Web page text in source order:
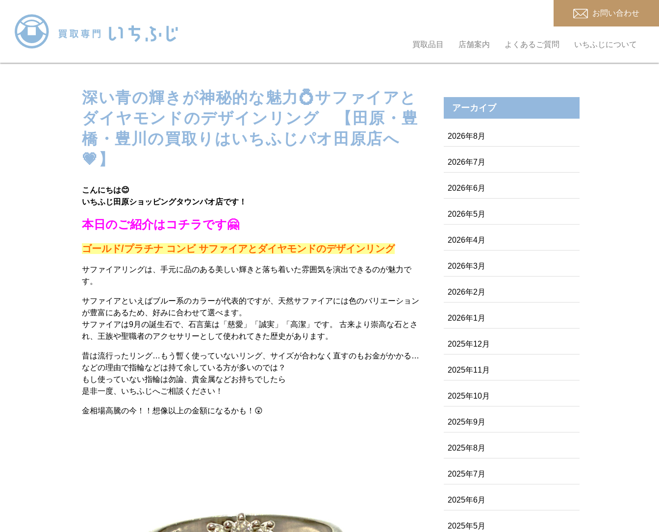
お問い合わせ
買取品目 店舗案内 よくあるご質問 いちふじについて
深い青の輝きが神秘的な魅力💍サファイアと
ダイヤモンドのデザインリング 【田原・豊
橋・豊川の買取りはいちふじパオ田原店へ
💗】
こんにちは😊
いちふじ田原ショッピングタウンパオ店です！
本日のご紹介はコチラです🤗
ゴールド/プラチナ コンビ サファイアとダイヤモンドのデザインリング
サファイアリングは、手元に品のある美しい輝きと落ち着いた雰囲気を演出できるのが魅力で
す。
サファイアといえばブルー系のカラーが代表的ですが、天然サファイアには色のバリエーション
が豊富にあるため、好みに合わせて選べます。
サファイアは9月の誕生石で、石言葉は「慈愛」「誠実」「高潔」です。 古来より崇高な石とさ
れ、王族や聖職者のアクセサリーとして使われてきた歴史があります。
昔は流行ったリング…もう暫く使っていないリング、サイズが合わなく直すのもお金がかかる…
などの理由で指輪などは持て余している方が多いのでは？
もし使っていない指輪は勿論、貴金属などお持ちでしたら
是非一度、いちふじへご相談ください！
金相場高騰の今！！想像以上の金額になるかも！😲
アーカイブ
2026年8月
2026年7月
2026年6月
2026年5月
2026年4月
2026年3月
2026年2月
2026年1月
2025年12月
2025年11月
2025年10月
2025年9月
2025年8月
2025年7月
2025年6月
2025年5月